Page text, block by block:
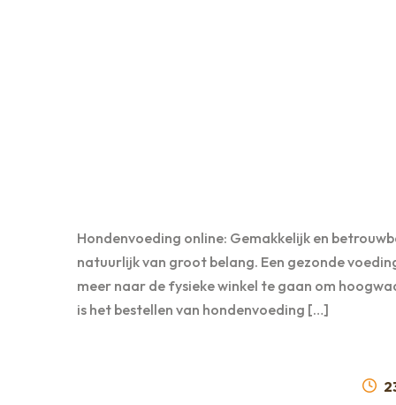
Hondenvoeding online: Gemakkelijk en
natuurlijk van groot belang. Een gezonde
meer naar de fysieke winkel te gaan om
is het bestellen van hondenvoeding […]